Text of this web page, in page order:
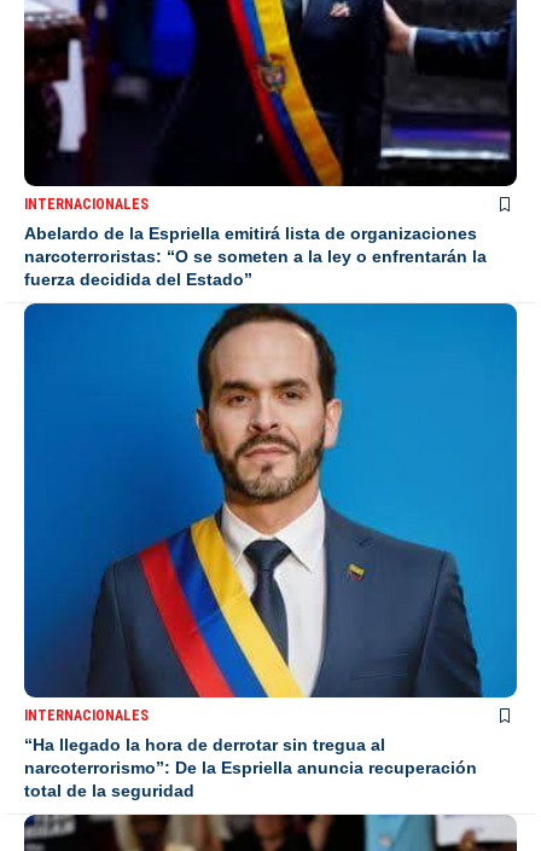
INTERNACIONALES
Abelardo de la Espriella emitirá lista de organizaciones
narcoterroristas: “O se someten a la ley o enfrentarán la
fuerza decidida del Estado”
INTERNACIONALES
“Ha llegado la hora de derrotar sin tregua al
narcoterrorismo”: De la Espriella anuncia recuperación
total de la seguridad